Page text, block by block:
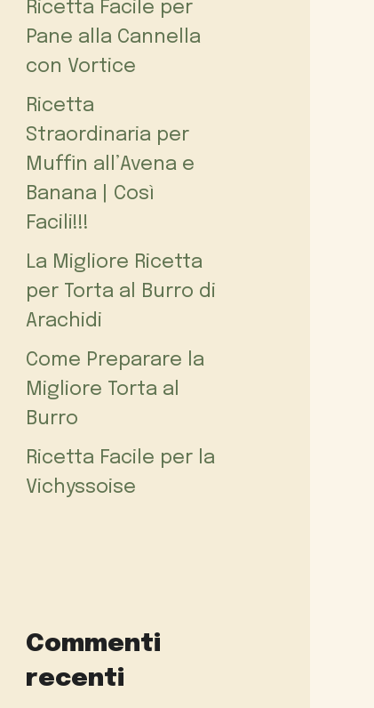
Ricetta Facile per
Pane alla Cannella
con Vortice
Ricetta
Straordinaria per
Muffin all’Avena e
Banana | Così
Facili!!!
La Migliore Ricetta
per Torta al Burro di
Arachidi
Come Preparare la
Migliore Torta al
Burro
Ricetta Facile per la
Vichyssoise
Commenti
recenti